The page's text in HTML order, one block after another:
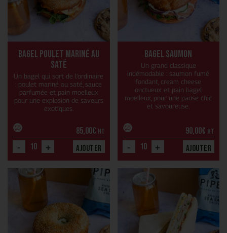
Bagel poulet mariné au
saté
Un bagel qui sort de l’ordinaire
: poulet mariné au saté, sauce
parfumée et pain moelleux
pour une explosion de saveurs
exotiques.
85,00€ HT
- + Ajouter
Bagel saumon
Un grand classique
indémodable : saumon fumé
fondant, cream cheese
onctueux et pain bagel
moelleux, pour une pause chic
et savoureuse.
90,00€ HT
- + Ajouter